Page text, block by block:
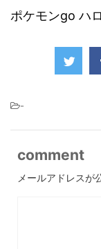
ポケモンgo ハ
-
comment
メールアドレスが